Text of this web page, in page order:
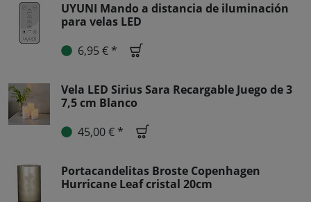
UYUNI Mando a distancia de iluminación
para velas LED
6,95 € *
Vela LED Sirius Sara Recargable Juego de 3
7,5 cm Blanco
45,00 € *
Portacandelitas Broste Copenhagen
Hurricane Leaf cristal 20cm